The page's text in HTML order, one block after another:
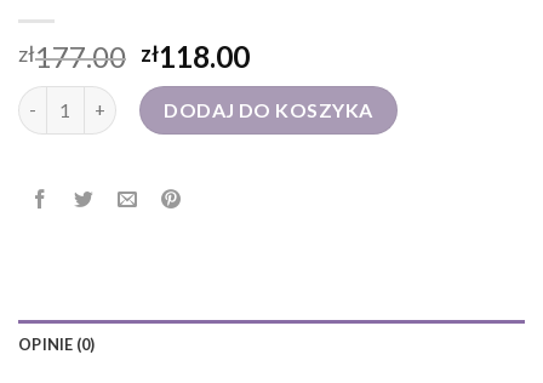
zł177.00 zł118.00
ilość torba skórzana męskaDODAJ DO KOSZYKA
OPINIE (0)